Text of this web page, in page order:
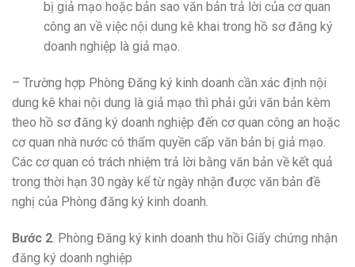
bị giả mạo hoặc bản sao văn bản trả lời của cơ quan
công an về việc nội dung kê khai trong hồ sơ đăng ký
doanh nghiệp là giả mạo.
– Trường hợp Phòng Đăng ký kinh doanh cần xác định nội
dung kê khai nội dung là giả mạo thì phải gửi văn bản kèm
theo hồ sơ đăng ký doanh nghiệp đến cơ quan công an hoặc
cơ quan nhà nước có thẩm quyền cấp văn bản bị giả mạo.
Các cơ quan có trách nhiệm trả lời bằng văn bản về kết quả
trong thời hạn 30 ngày kể từ ngày nhận được văn bản đề
nghị của Phòng đăng ký kinh doanh.
Bước 2 . Phòng Đăng ký kinh doanh thu hồi Giấy chứng nhận
đăng ký doanh nghiệp